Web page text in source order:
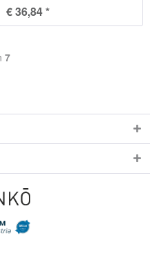
€ 36,84 *
7